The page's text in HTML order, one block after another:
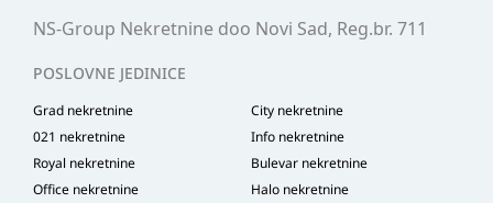
NS-Group Nekretnine doo Novi Sad, Reg.br. 711
POSLOVNE JEDINICE
Grad nekretnine
City nekretnine
021 nekretnine
Info nekretnine
Royal nekretnine
Bulevar nekretnine
Office nekretnine
Halo nekretnine